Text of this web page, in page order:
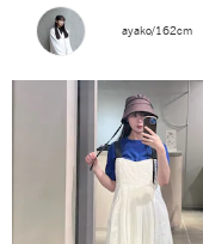
ayako/162cm